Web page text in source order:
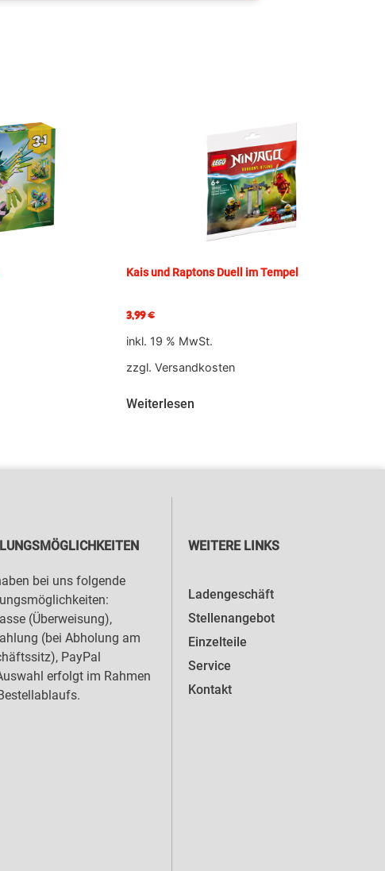
Kais und Raptons Duell im Tempel
3,99€
inkl. 19 % MwSt.
zzgl. Versandkosten
Weiterlesen
bei uns folgende
(Überweisung),
(bei Abholung am
PayPal
erfolgt im Rahmen
WEITERE LINKS
Ladengeschäft
Stellenangebot
Einzelteile
Service
Kontakt